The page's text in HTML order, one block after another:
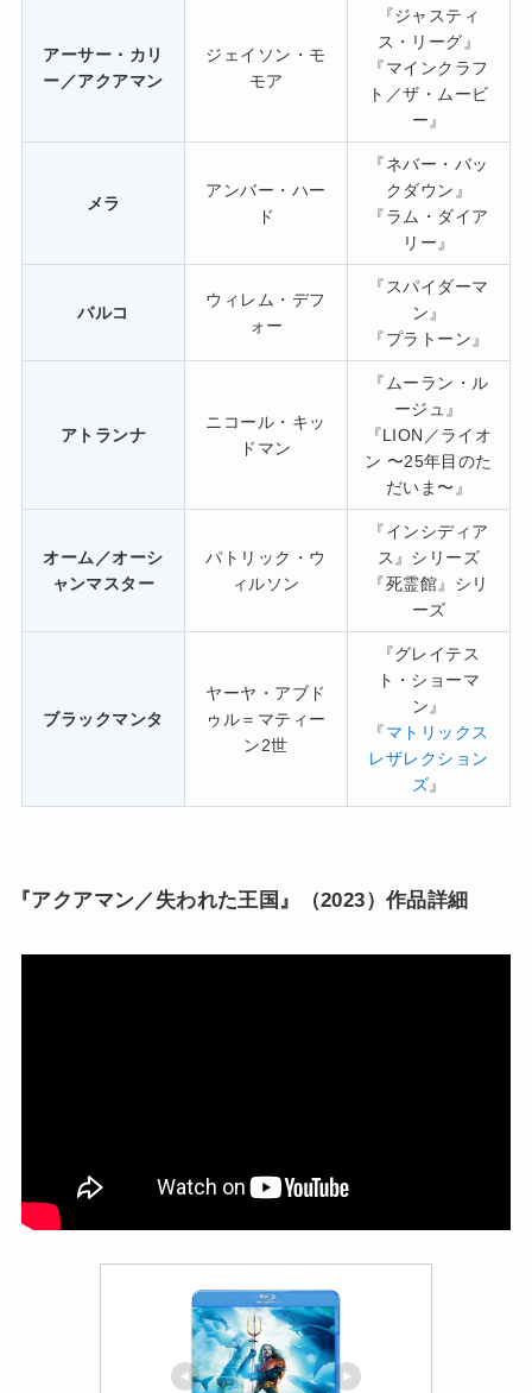
アーサー・カリ
ー／アクアマン
ジェイソン・モ
モア
『ジャスティ
ス・リーグ』
『マインクラフ
ト／ザ・ムービ
ー』
メラ
アンバー・ハー
ド
『ネバー・バッ
クダウン』
『ラム・ダイア
リー』
バルコ
ウィレム・デフ
ォー
『スパイダーマ
ン』
『プラトーン』
アトランナ
ニコール・キッ
ドマン
『ムーラン・ル
ージュ』
『LION／ライオ
ン 〜25年目のた
だいま〜』
オーム／オーシ
ャンマスター
パトリック・ウ
ィルソン
『インシディア
ス』シリーズ
『死霊館』シリ
ーズ
ブラックマンタ
ヤーヤ・アブド
ゥル＝マティー
ン2世
『グレイテス
ト・ショーマ
ン』
『マトリックス
レザレクション
ズ』
『アクアマン／失われた王国』（2023）作品詳細